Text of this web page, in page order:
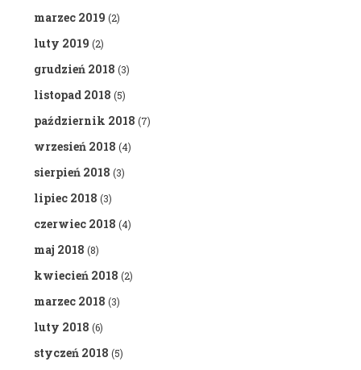
marzec 2019 (2)
luty 2019 (2)
grudzień 2018 (3)
listopad 2018 (5)
październik 2018 (7)
wrzesień 2018 (4)
sierpień 2018 (3)
lipiec 2018 (3)
czerwiec 2018 (4)
maj 2018 (8)
kwiecień 2018 (2)
marzec 2018 (3)
luty 2018 (6)
styczeń 2018 (5)